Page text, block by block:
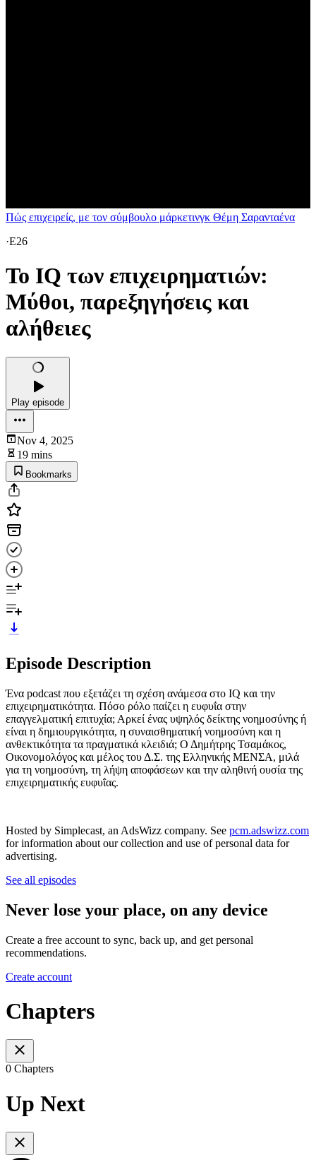
Πώς επιχειρείς, με τον σύμβουλο μάρκετινγκ Θέμη Σαρανταένα
·E26
To IQ των επιχειρηματιών:
Μύθοι, παρεξηγήσεις και
αλήθειες
Play episode
Nov 4, 2025
19 mins
Bookmarks
Episode Description
Ένα podcast που εξετάζει τη σχέση ανάμεσα στο IQ και την
επιχειρηματικότητα. Πόσο ρόλο παίζει η ευφυΐα στην
επαγγελματική επιτυχία; Αρκεί ένας υψηλός δείκτης νοημοσύνης ή
είναι η δημιουργικότητα, η συναισθηματική νοημοσύνη και η
ανθεκτικότητα τα πραγματικά κλειδιά; Ο Δημήτρης Τσαμάκος,
Οικονομολόγος και μέλος του Δ.Σ. της Ελληνικής ΜΕΝΣΑ, μιλά
για τη νοημοσύνη, τη λήψη αποφάσεων και την αληθινή ουσία της
επιχειρηματικής ευφυΐας.
Hosted by Simplecast, an AdsWizz company. See pcm.adswizz.com
for information about our collection and use of personal data for
advertising.
See all episodes
Never lose your place, on any device
Create a free account to sync, back up, and get personal
recommendations.
Create account
Chapters
0 Chapters
Up Next